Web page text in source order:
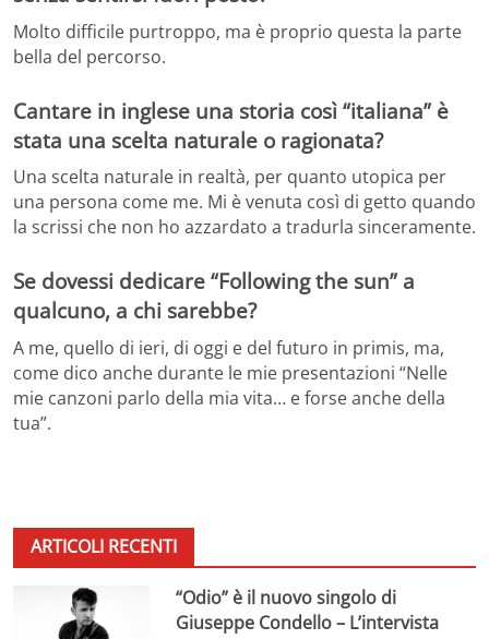
Molto difficile purtroppo, ma è proprio questa la parte
bella del percorso.
Cantare in inglese una storia così “italiana” è
stata una scelta naturale o ragionata?
Una scelta naturale in realtà, per quanto utopica per
una persona come me. Mi è venuta così di getto quando
la scrissi che non ho azzardato a tradurla sinceramente.
Se dovessi dedicare “Following the sun” a
qualcuno, a chi sarebbe?
A me, quello di ieri, di oggi e del futuro in primis, ma,
come dico anche durante le mie presentazioni “Nelle
mie canzoni parlo della mia vita… e forse anche della
tua”.
ARTICOLI RECENTI
“Odio” è il nuovo singolo di
Giuseppe Condello – L’intervista